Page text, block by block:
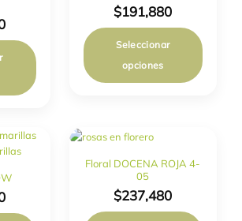
$191,880
Seleccionar
opciones
Floral DOCENA ROJA 4-
05
$237,480